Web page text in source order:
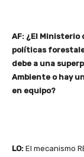
AF: ¿El Ministerio
políticas
debe a una
Ambiente o hay
en equipo?
LO: El mecanismo